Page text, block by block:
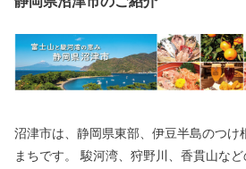
沼津市は、静岡県東部、伊豆半島のつけ
まちです。 駿河湾、狩野川、香貫山な